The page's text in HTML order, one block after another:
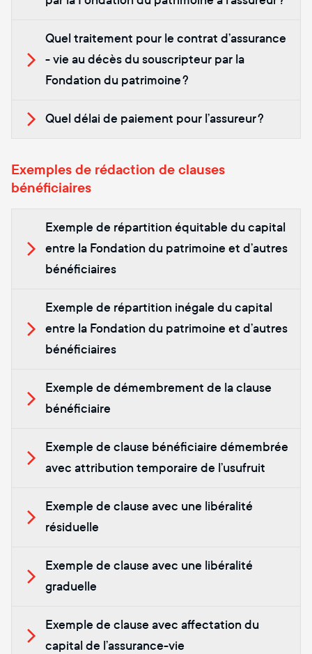
Quel traitement pour le contrat d’assurance
- vie au décès du souscripteur par la
Fondation du patrimoine ?
Quel délai de paiement pour l’assureur ?
Exemples de rédaction de clauses
bénéficiaires
Exemple de répartition équitable du capital
entre la Fondation du patrimoine et d’autres
bénéficiaires
Exemple de répartition inégale du capital
entre la Fondation du patrimoine et d’autres
bénéficiaires
Exemple de démembrement de la clause
bénéficiaire
Exemple de clause bénéficiaire démembrée
avec attribution temporaire de l’usufruit
Exemple de clause avec une libéralité
résiduelle
Exemple de clause avec une libéralité
graduelle
Exemple de clause avec affectation du
capital de l’assurance-vie